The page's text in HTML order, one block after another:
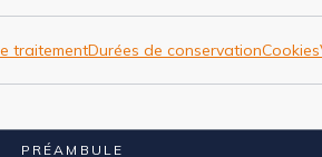
traitementDurées de conservationCookies
PRÉAMBULE